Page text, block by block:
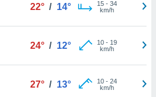
22° / 14° 15- 34
km/h
24° / 12° 10- 19
km/h
27° / 13° 10- 24
km/h